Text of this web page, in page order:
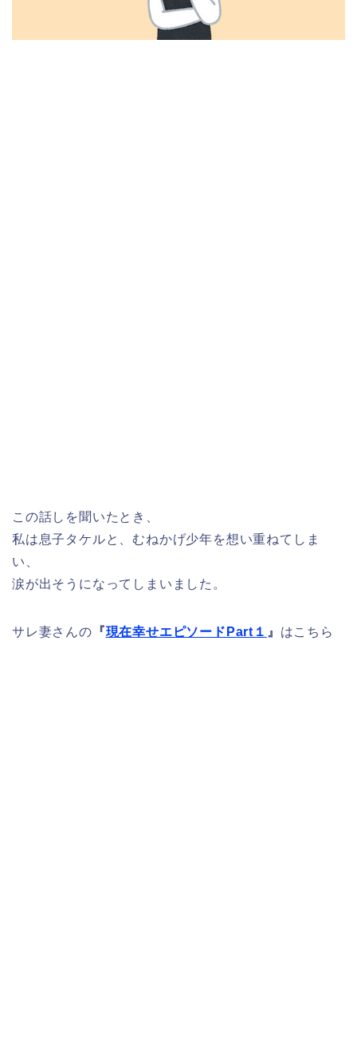
この話しを聞いたとき、
私は息子タケルと、むねかげ少年を想い重ねてしま
い、
涙が出そうになってしまいました。
サレ妻さんの 『現在幸せエピソードPart１ 』 はこちら